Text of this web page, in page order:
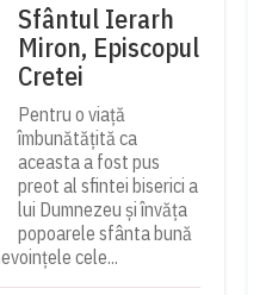
Sfântul Ierarh
Miron, Episcopul
Cretei
Pentru o viață
îmbunătățită ca
aceasta a fost pus
preot al sfintei biserici a
lui Dumnezeu și învăța
popoarele sfânta bună
cele...